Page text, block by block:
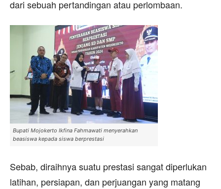
dari sebuah pertandingan atau perlombaan.
Bupati Mojokerto Ikfina Fahmawati menyerahkan
beasiswa kepada siswa berprestasi
Sebab, diraihnya suatu prestasi sangat diperlukan
latihan, persiapan, dan perjuangan yang matang